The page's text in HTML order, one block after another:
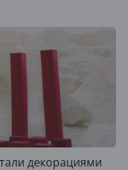
декорациями